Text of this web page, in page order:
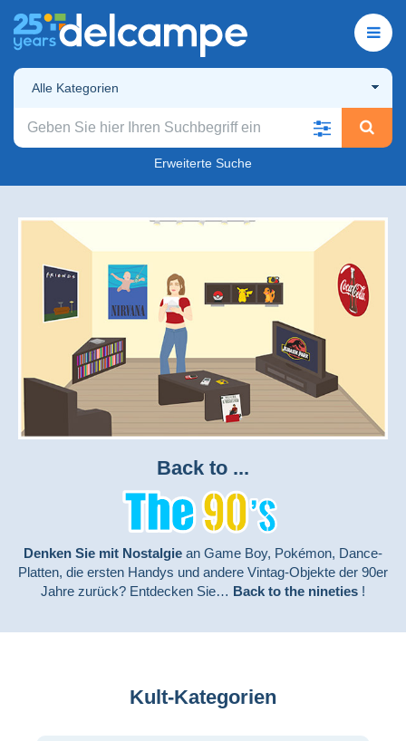
Alle Kategorien
Erweiterte Suche
Back to ...
Denken Sie mit Nostalgie an Game Boy, Pokémon, Dance-
Platten, die ersten Handys und andere Vintag-Objekte der 90er
Jahre zurück? Entdecken Sie… Back to the nineties !
Kult-Kategorien